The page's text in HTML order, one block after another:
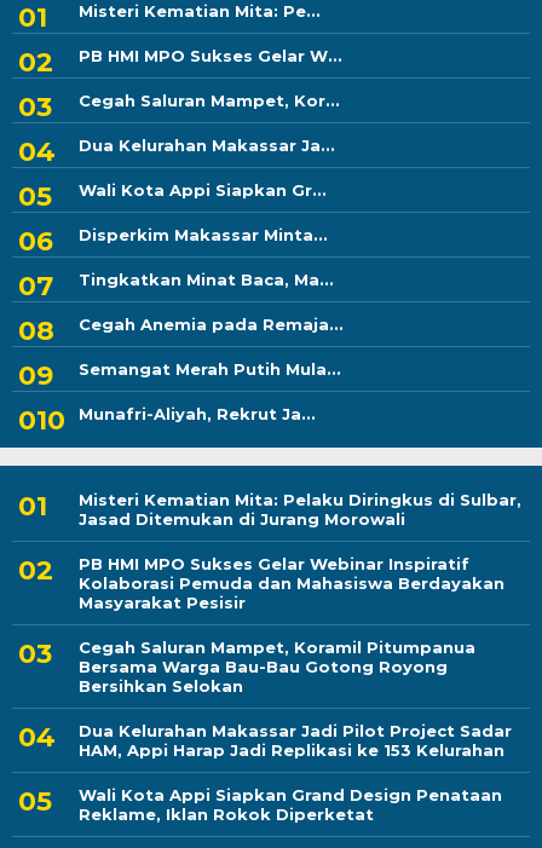
Misteri Kematian Mita: Pe...
PB HMI MPO Sukses Gelar W...
Cegah Saluran Mampet, Kor...
Dua Kelurahan Makassar Ja...
Wali Kota Appi Siapkan Gr...
Disperkim Makassar Minta...
Tingkatkan Minat Baca, Ma...
Cegah Anemia pada Remaja...
Semangat Merah Putih Mula...
Munafri-Aliyah, Rekrut Ja...
Misteri Kematian Mita: Pelaku Diringkus di Sulbar,
Jasad Ditemukan di Jurang Morowali
PB HMI MPO Sukses Gelar Webinar Inspiratif
Kolaborasi Pemuda dan Mahasiswa Berdayakan
Masyarakat Pesisir
Cegah Saluran Mampet, Koramil Pitumpanua
Bersama Warga Bau-Bau Gotong Royong
Bersihkan Selokan
Dua Kelurahan Makassar Jadi Pilot Project Sadar
HAM, Appi Harap Jadi Replikasi ke 153 Kelurahan
Wali Kota Appi Siapkan Grand Design Penataan
Reklame, Iklan Rokok Diperketat